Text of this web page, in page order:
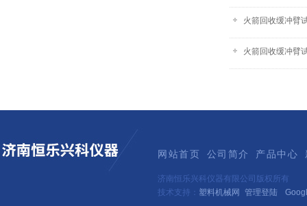
火箭回收缓冲臂
火箭回收缓冲臂
网站首页 公司简介 产品中心
济南恒乐兴科仪器有限公司版权所有
技术支持： 塑料机械网 管理登陆